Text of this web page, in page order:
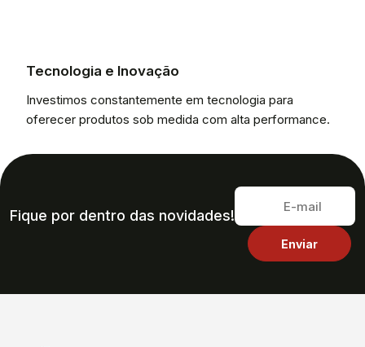
Tecnologia e Inovação
Investimos constantemente em tecnologia para
oferecer produtos sob medida com alta performance.
Fique por dentro das novidades!